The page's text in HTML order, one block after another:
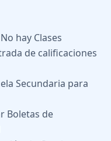
hay Clases
de calificaciones
Secundaria para
Boletas de